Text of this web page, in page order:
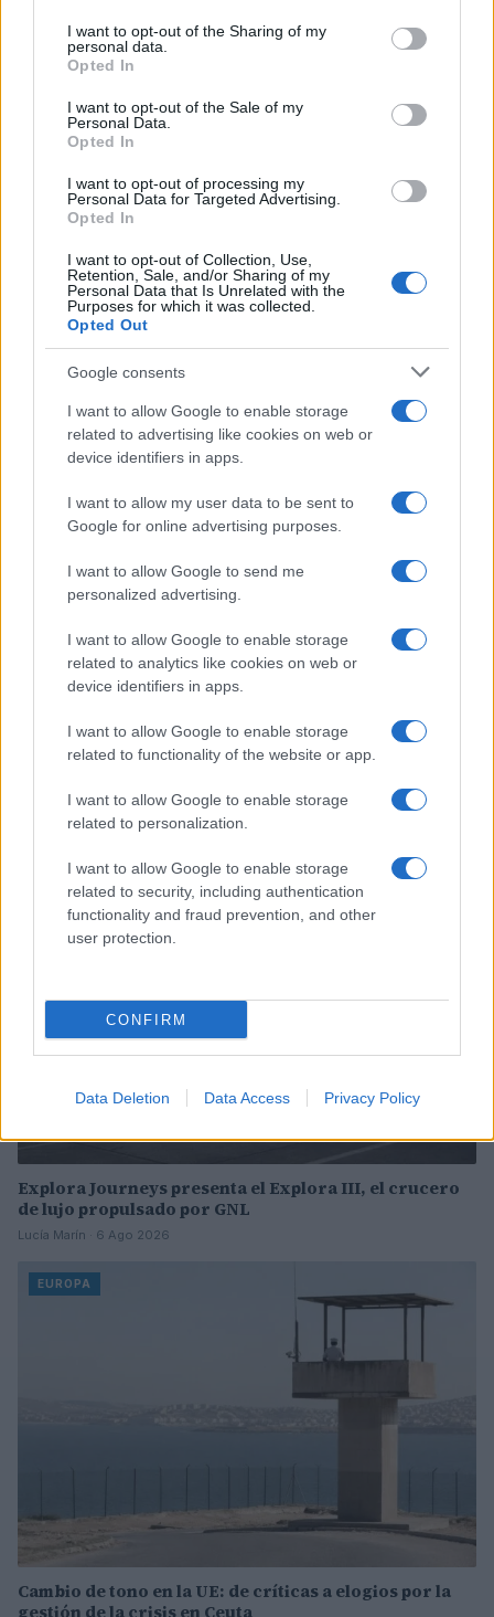
not limited to your visit or usage behaviour. You may click to
grant or deny consent to Google and its third-party tags to
use your data for below specified purposes in below Google
consent section.
I want to opt-out of the Sharing of my
personal data.
Opted In
I want to opt-out of the Sale of my
Personal Data.
Opted In
I want to opt-out of processing my
Personal Data for Targeted Advertising.
Opted In
I want to opt-out of Collection, Use,
Retention, Sale, and/or Sharing of my
Personal Data that Is Unrelated with the
Purposes for which it was collected.
Opted Out
Google consents
I want to allow Google to enable storage
related to advertising like cookies on web or
device identifiers in apps.
I want to allow my user data to be sent to
Google for online advertising purposes.
I want to allow Google to send me
personalized advertising.
I want to allow Google to enable storage
related to analytics like cookies on web or
device identifiers in apps.
I want to allow Google to enable storage
related to functionality of the website or app.
I want to allow Google to enable storage
related to personalization.
I want to allow Google to enable storage
related to security, including authentication
functionality and fraud prevention, and other
user protection.
CONFIRM
Data Deletion Data Access Privacy Policy
hacen de Benidorm decididamente interesante,
destacaTerra Mítica;
atrás en el tiempo y que atraerá mucho
especialmente a los amantes del mundo
antiguo
AUTOR
Redacción Viajar365.com
Sigue leyendo
Explora Journeys presenta el Explora III, el crucero
de lujo propulsado por GNL
Lucía Marín · 6 Ago 2026
EUROPA
Cambio de tono en la UE: de críticas a elogios por la
gestión de la crisis en Ceuta